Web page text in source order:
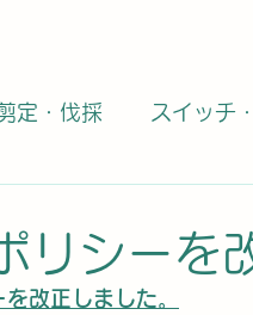
定・伐採 スイッチ
でもいい話題
リシーを
改正しました。